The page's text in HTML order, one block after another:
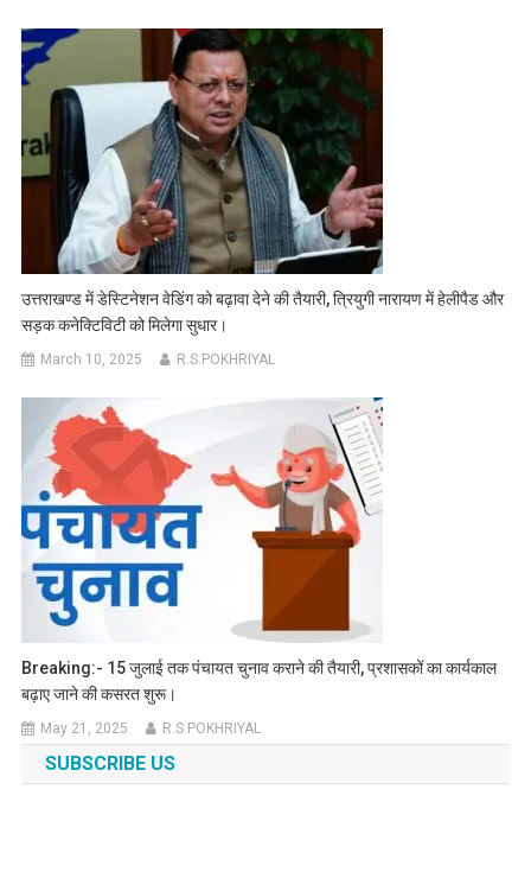
उत्तराखण्ड में डेस्टिनेशन वेडिंग को बढ़ावा देने की तैयारी, त्रियुगी नारायण में हेलीपैड और
सड़क कनेक्टिविटी को मिलेगा सुधार।
March 10, 2025 R.S.POKHRIYAL
Breaking:- 15 जुलाई तक पंचायत चुनाव कराने की तैयारी, प्रशासकों का कार्यकाल
बढ़ाए जाने की कसरत शुरू।
May 21, 2025 R.S.POKHRIYAL
SUBSCRIBE US